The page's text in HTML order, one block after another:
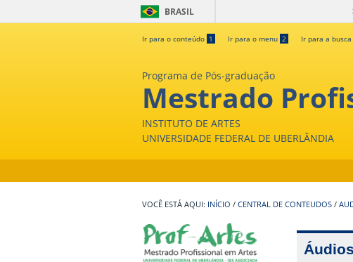
BRASIL
Ir para o conteúdo 1 Ir para o menu 2 Ir para a busca
Programa de Pós-graduação
Mestrado
INSTITUTO DE ARTES
UNIVERSIDADE FEDERAL DE UBERLÂNDIA
INÍCIO / CENTRAL DE CONTEUDOS /
Áudios